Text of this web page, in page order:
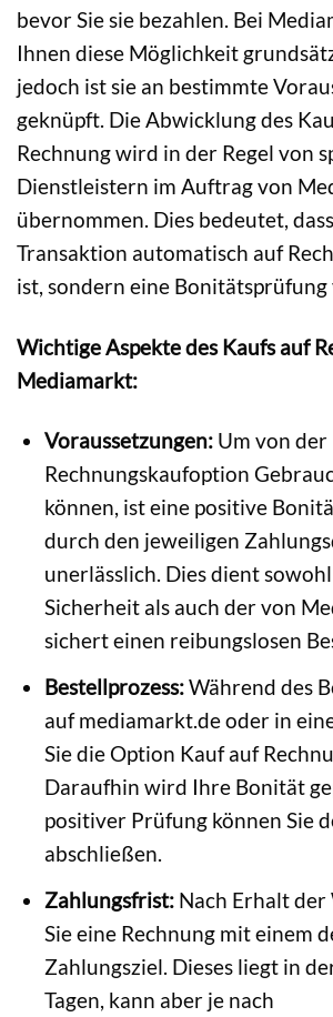
bevor Sie sie bezahlen. Bei
Ihnen diese Möglichkeit
jedoch ist sie an bestimmte
geknüpft. Die Abwicklung des
Rechnung wird in der Regel von
Dienstleistern im Auftrag von
übernommen. Dies bedeutet,
Transaktion automatisch auf
ist, sondern eine Bonitätsprüfung
Wichtige Aspekte des Kaufs auf
Mediamarkt:
Voraussetzungen:Um von der
Rechnungskaufoption
können, ist eine positive
durch den jeweiligen
unerlässlich. Dies dient
Sicherheit als auch der von
sichert einen reibungslosen
Bestellprozess:Während des
auf mediamarkt.de oder in
Sie die Option Kauf auf
Daraufhin wird Ihre Bonität
positiver Prüfung können Sie
abschließen.
Zahlungsfrist:Nach Erhalt der
Sie eine Rechnung mit einem
Zahlungsziel. Dieses liegt in
Tagen, kann aber je nach